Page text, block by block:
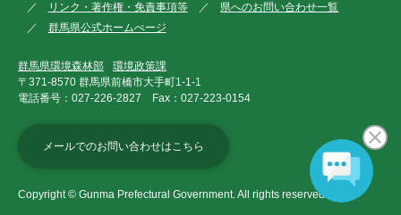
リンク・著作権・免責事項等
県へのお問い合わせ一覧
群馬県公式ホームぺージ
群馬県環境森林部
環境政策課
〒371-8570 群馬県前橋市大手町1-1-1
電話番号： 027-226-2827 Fax： 027-223-0154
メールでのお問い合わせはこちら
Copyright © Gunma Prefectural Government. All rights reserved.